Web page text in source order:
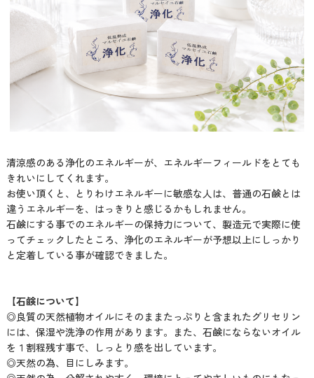
清涼感のある浄化のエネルギーが、エネルギーフィールドをとても
きれいにしてくれます。
お使い頂くと、とりわけエネルギーに敏感な人は、普通の石鹸とは
違うエネルギーを、はっきりと感じるかもしれません。
石鹸にする事でのエネルギーの保持力について、製造元で実際に使
ってチェックしたところ、浄化のエネルギーが予想以上にしっかり
と定着している事が確認できました。
【石鹸について】
◎良質の天然植物オイルにそのままたっぷりと含まれたグリセリン
には、保湿や洗浄の作用があります。また、石鹸にならないオイル
を１割程残す事で、しっとり感を出しています。
◎天然の為、目にしみます。